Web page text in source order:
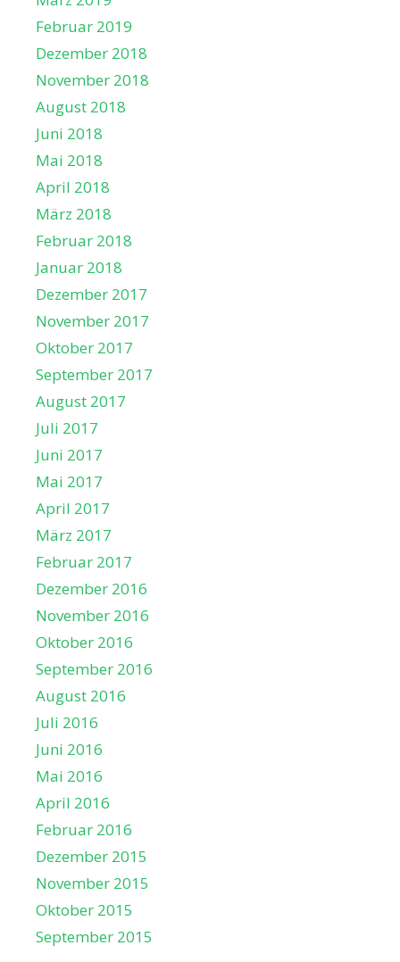
Februar 2019
Dezember 2018
November 2018
August 2018
Juni 2018
Mai 2018
April 2018
März 2018
Februar 2018
Januar 2018
Dezember 2017
November 2017
Oktober 2017
September 2017
August 2017
Juli 2017
Juni 2017
Mai 2017
April 2017
März 2017
Februar 2017
Dezember 2016
November 2016
Oktober 2016
September 2016
August 2016
Juli 2016
Juni 2016
Mai 2016
April 2016
Februar 2016
Dezember 2015
November 2015
Oktober 2015
September 2015